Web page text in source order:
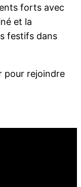
forts avec
et la
festifs dans
pour rejoindre